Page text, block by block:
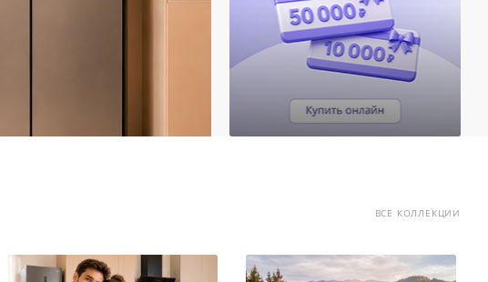
ВСЕ КОЛЛЕКЦИИ